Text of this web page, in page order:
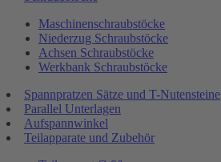
Maschinenschraubstöcke
Niederzug Schraubstöcke
Achsen Schraubstöcke
Werkbank Schraubstöcke
Spannpratzen Sätze und T-Nutensteine
Parallel Unterlagen
Aufspannwinkel
Teilapparate und Zubehör